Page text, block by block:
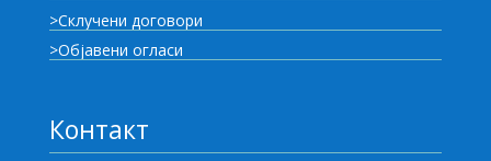
>Склучени договори
>Објавени огласи
Контакт